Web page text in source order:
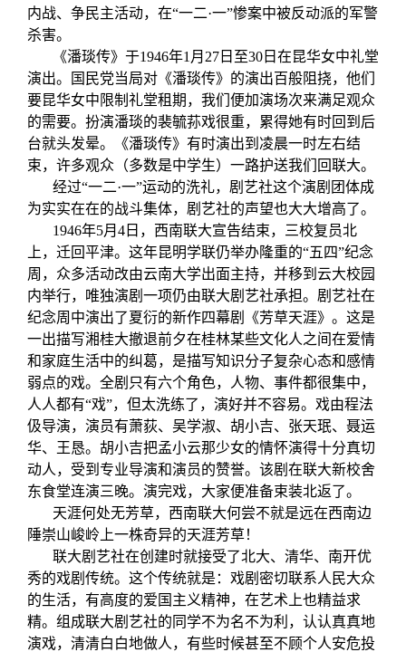
内战、争民主活动，在“一二·一”惨案中被反动派的军警
杀害。
《潘琰传》于1946年1月27日至30日在昆华女中礼堂
演出。国民党当局对《潘琰传》的演出百般阻挠，他们
要昆华女中限制礼堂租期，我们便加演场次来满足观众
的需要。扮演潘琰的裴毓荪戏很重，累得她有时回到后
台就头发晕。《潘琰传》有时演出到凌晨一时左右结
束，许多观众（多数是中学生）一路护送我们回联大。
经过“一二·一”运动的洗礼，剧艺社这个演剧团体成
为实实在在的战斗集体，剧艺社的声望也大大增高了。
1946年5月4日，西南联大宣告结束，三校复员北
上，迁回平津。这年昆明学联仍举办隆重的“五四”纪念
周，众多活动改由云南大学出面主持，并移到云大校园
内举行，唯独演剧一项仍由联大剧艺社承担。剧艺社在
纪念周中演出了夏衍的新作四幕剧《芳草天涯》。这是
一出描写湘桂大撤退前夕在桂林某些文化人之间在爱情
和家庭生活中的纠葛，是描写知识分子复杂心态和感情
弱点的戏。全剧只有六个角色，人物、事件都很集中，
人人都有“戏”，但太洗练了，演好并不容易。戏由程法
伋导演，演员有萧荻、吴学淑、胡小吉、张天珉、聂运
华、王恳。胡小吉把孟小云那少女的情怀演得十分真切
动人，受到专业导演和演员的赞誉。该剧在联大新校舍
东食堂连演三晚。演完戏，大家便准备束装北返了。
天涯何处无芳草，西南联大何尝不就是远在西南边
陲崇山峻岭上一株奇异的天涯芳草！
联大剧艺社在创建时就接受了北大、清华、南开优
秀的戏剧传统。这个传统就是：戏剧密切联系人民大众
的生活，有高度的爱国主义精神，在艺术上也精益求
精。组成联大剧艺社的同学不为名不为利，认认真真地
演戏，清清白白地做人，有些时候甚至不顾个人安危投